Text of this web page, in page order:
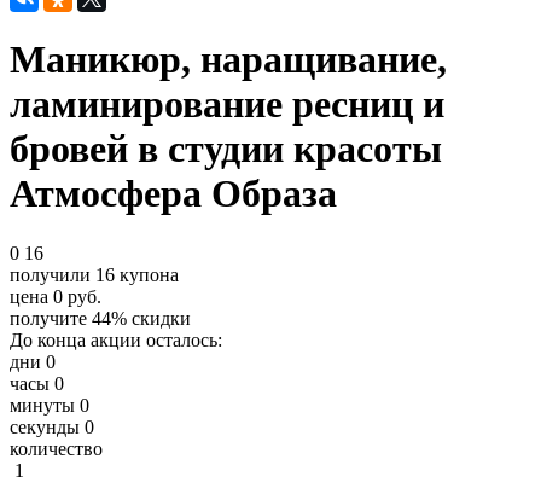
Маникюр, наращивание,
ламинирование ресниц и
бровей в студии красоты
Атмосфера Образа
0 16
получили 16 купона
цена 0 руб.
получите 44% скидки
До конца акции осталось:
дни 0
часы 0
минуты 0
секунды 0
количество
1